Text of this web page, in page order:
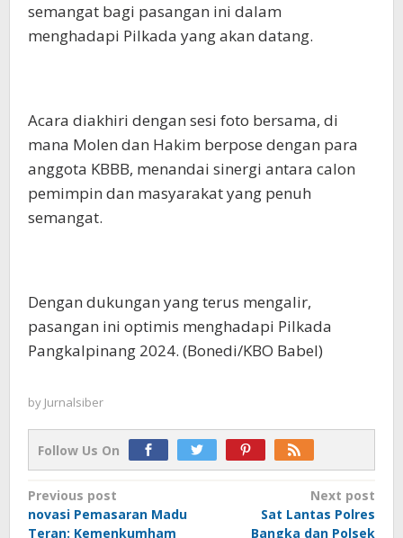
semangat bagi pasangan ini dalam
menghadapi Pilkada yang akan datang.
Acara diakhiri dengan sesi foto bersama, di
mana Molen dan Hakim berpose dengan para
anggota KBBB, menandai sinergi antara calon
pemimpin dan masyarakat yang penuh
semangat.
Dengan dukungan yang terus mengalir,
pasangan ini optimis menghadapi Pilkada
Pangkalpinang 2024. (Bonedi/KBO Babel)
by Jurnalsiber
Follow Us On
Post
navigation
Previous post
novasi Pemasaran Madu
Teran: Kemenkumham
Next post
Sat Lantas Polres
Bangka dan Polsek